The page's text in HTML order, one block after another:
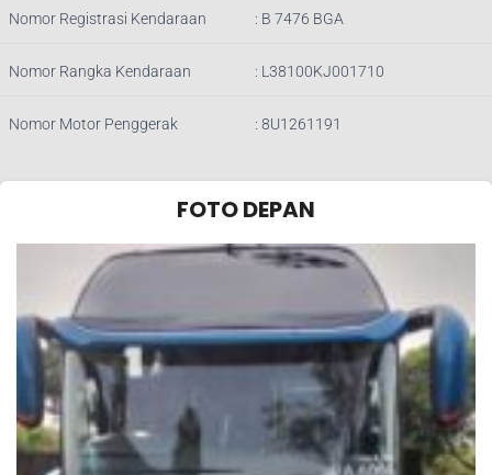
Nomor Registrasi Kendaraan : B 7476 BGA
Nomor Rangka Kendaraan : L38100KJ001710
Nomor Motor Penggerak : 8U1261191
FOTO DEPAN